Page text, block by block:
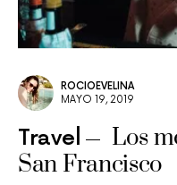
ROCIOEVELINA
MAYO 19, 2019
Travel
Los
San Francisco